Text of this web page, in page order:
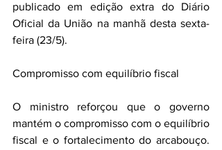
publicado em edição extra do Diário
Oficial da União na manhã desta sexta-
feira (23/5).
Compromisso com equilíbrio fiscal
O ministro reforçou que o governo
mantém o compromisso com o equilíbrio
fiscal e o fortalecimento do arcabouço.